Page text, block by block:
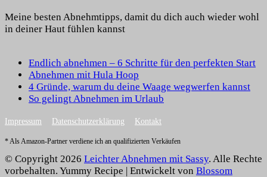
Meine besten Abnehmtipps, damit du dich auch wieder wohl
in deiner Haut fühlen kannst
Endlich abnehmen – 6 Schritte für den perfekten Start
Abnehmen mit Hula Hoop
4 Gründe, warum du deine Waage wegwerfen kannst
So gelingt Abnehmen im Urlaub
Impressum Datenschutzerklärung Kontakt
* Als Amazon-Partner verdiene ich an qualifizierten Verkäufen
© Copyright 2026 Leichter Abnehmen mit Sassy. Alle Rechte
vorbehalten. Yummy Recipe | Entwickelt von Blossom